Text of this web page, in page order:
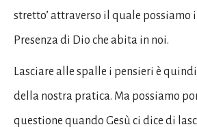
stretto’ attraverso il quale
Presenza di Dio che abita in noi.
Lasciare alle spalle i pensieri è
della nostra pratica. Ma possiamo
questione quando Gesù ci dice di